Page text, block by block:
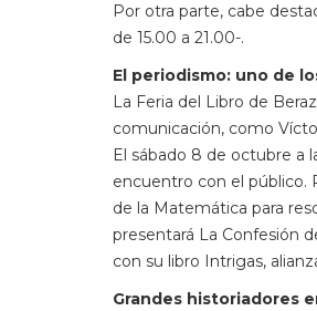
Por otra parte, cabe
de 15.00 a 21.00-.
El periodismo: uno de
La Feria del Libro de
comunicación, como
El sábado 8 de octubre a
encuentro con el público.
de la Matemática para
presentará La Confesión
con su libro Intrigas,
Grandes historiadores